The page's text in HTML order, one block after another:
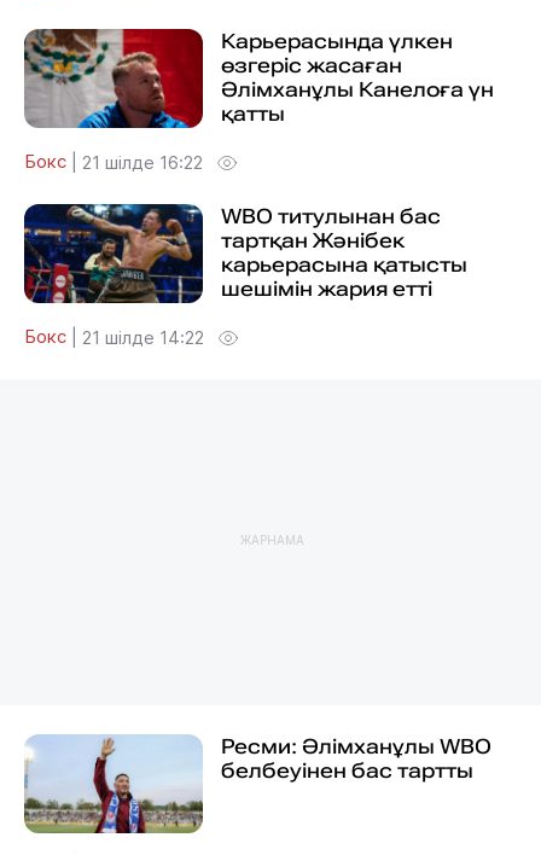
Карьерасында үлкен
өзгеріс жасаған
Әлімханұлы Канелоға үн
қатты
Бокс 21 шілде 16:22
WBO титулынан бас
тартқан Жәнібек
карьерасына қатысты
шешімін жария етті
Бокс 21 шілде 14:22
ЖАРНАМА
Ресми: Әлімханұлы WBO
белбеуінен бас тартты